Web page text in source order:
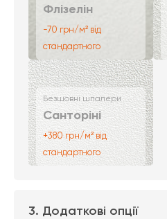
Флізелін
-70 грн/м² від
стандартного
Безшовні шпалери
Санторіні
+380 грн/м² від
стандартного
3. Додаткові опції